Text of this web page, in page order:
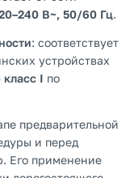
В~, 50/60 Гц.
: соответствует
устройствах
класс I по
предварительной
и перед
Его применение